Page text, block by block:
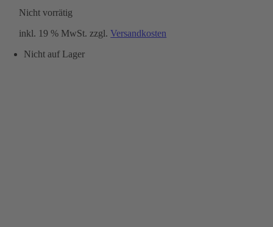
Nicht vorrätig
inkl. 19 % MwSt. zzgl.Versandkosten
Nicht auf Lager